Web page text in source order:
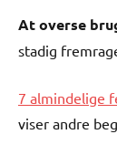
At overse
stadig
7 almindelige
viser andre